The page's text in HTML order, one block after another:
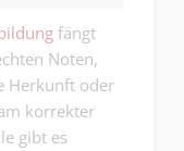
fängt
Noten,
Herkunft oder
korrekter
gibt es